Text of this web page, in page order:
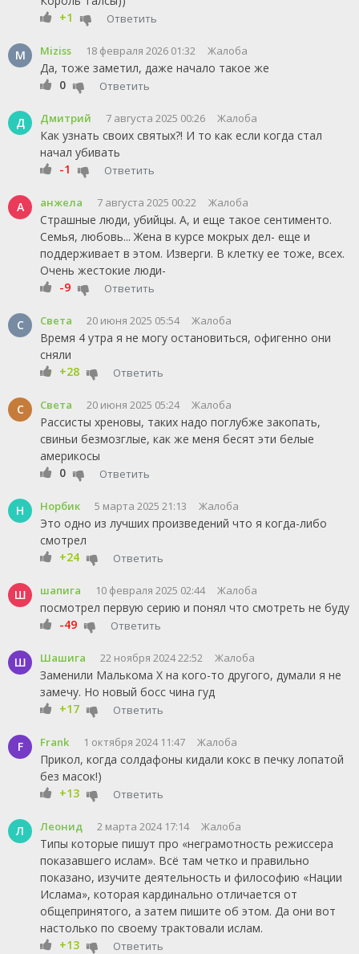
+1
Ответить
M Miziss 18 февраля 2026 01:32 Жалоба
Да, тоже заметил, даже начало такое же
0
Ответить
Д Дмитрий 7 августа 2025 00:26 Жалоба
Как узнать своих святых?! И то как если когда стал
начал убивать
-1
Ответить
А анжела 7 августа 2025 00:22 Жалоба
Страшные люди, убийцы. А, и еще такое сентименто.
Семья, любовь... Жена в курсе мокрых дел- еще и
поддерживает в этом. Изверги. В клетку ее тоже, всех.
Очень жестокие люди-
-9
Ответить
С Света 20 июня 2025 05:54 Жалоба
Время 4 утра я не могу остановиться, офигенно они
сняли
+28
Ответить
С Света 20 июня 2025 05:24 Жалоба
Рассисты хреновы, таких надо поглубже закопать,
свиньи безмозглые, как же меня бесят эти белые
америкосы
0
Ответить
Н Норбик 5 марта 2025 21:13 Жалоба
Это одно из лучших произведений что я когда-либо
смотрел
+24
Ответить
Ш шапига 10 февраля 2025 02:44 Жалоба
посмотрел первую серию и понял что смотреть не буду
-49
Ответить
Ш Шашига 22 ноября 2024 22:52 Жалоба
Заменили Малькома Х на кого-то другого, думали я не
замечу. Но новый босс чина гуд
+17
Ответить
F Frank 1 октября 2024 11:47 Жалоба
Прикол, когда солдафоны кидали кокс в печку лопатой
без масок!)
+13
Ответить
Л Леонид 2 марта 2024 17:14 Жалоба
Типы которые пишут про «неграмотность режиссера
показавшего ислам». Всё там четко и правильно
показано, изучите деятельность и философию «Нации
Ислама», которая кардинально отличается от
общепринятого, а затем пишите об этом. Да они вот
настолько по своему трактовали ислам.
+13
Ответить